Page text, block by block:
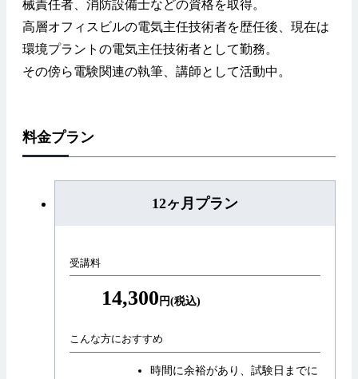
械責任者、消防設備士などの資格を取得。
高層オフィスビルの電気主任技術者を歴任後、現在は
環境プラントの電気主任技術者として勤務。
その傍ら電験関連の執筆、講師として活動中。
料金プラン
12ヶ月プラン
受講料
14,300 円(税込)
こんな方におすすめ
時間に余裕があり、試験日までに